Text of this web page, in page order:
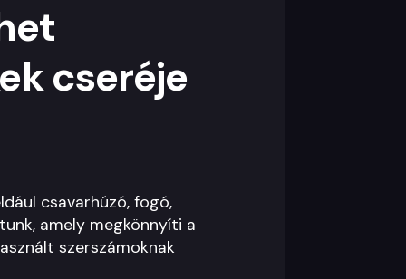
cseréje
csavarhúzó, fogó,
amely megkönnyíti a
szerszámoknak